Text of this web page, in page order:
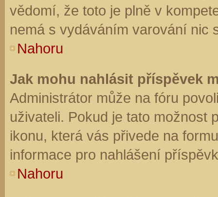
vědomí, že toto je plně v
nemá s vydáváním varování nic
Nahoru
Jak mohu nahlásit příspěvek
Administrátor může na fóru
uživateli. Pokud je tato možnost
ikonu, která vás přivede na
informace pro nahlášení
Nahoru